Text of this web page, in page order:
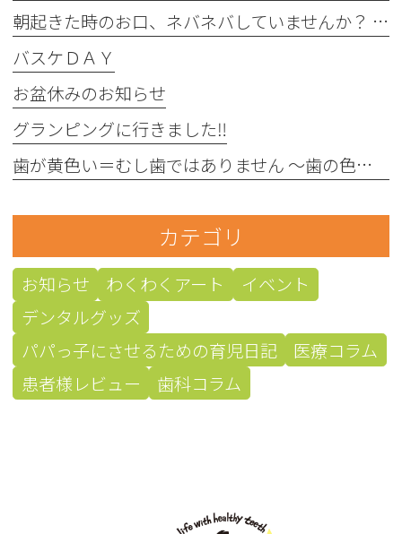
朝起きた時のお口、ネバネバしていませんか？ 〜実は細菌が増えているサインかもしれません〜
バスケＤＡＹ
お盆休みのお知らせ
グランピングに行きました‼︎
歯が黄色い＝むし歯ではありません 〜歯の色にはさまざまな原因があります〜
カテゴリ
お知らせ わくわくアート
イベント
デンタルグッズ
パパっ子にさせるための育児日記
医療コラム
患者様レビュー
歯科コラム